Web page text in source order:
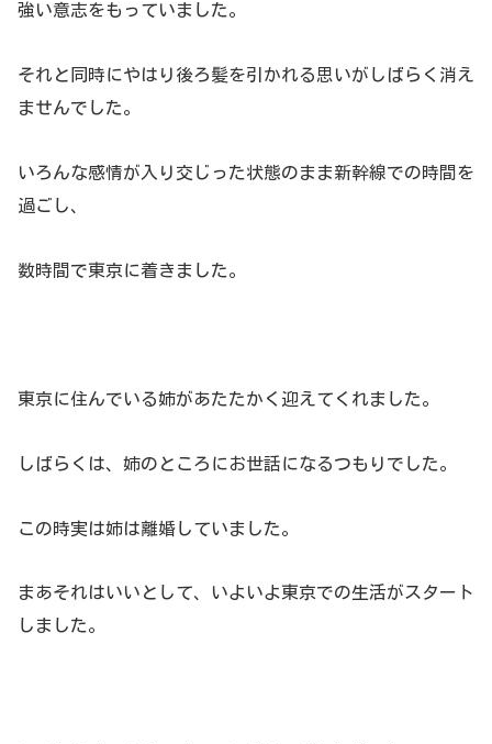
強い意志をもっていました。
それと同時にやはり後ろ髪を引かれる思いがしばらく消え
ませんでした。
いろんな感情が入り交じった状態のまま新幹線での時間を
過ごし、
数時間で東京に着きました。
東京に住んでいる姉があたたかく迎えてくれました。
しばらくは、姉のところにお世話になるつもりでした。
この時実は姉は離婚していました。
まあそれはいいとして、いよいよ東京での生活がスタート
しました。